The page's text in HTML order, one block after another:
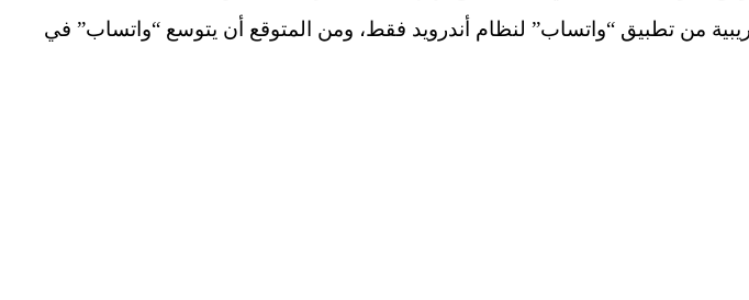
من تطبيق “واتساب” لنظام أندرويد فقط، ومن المتوقع أن يتوسع “واتساب” في